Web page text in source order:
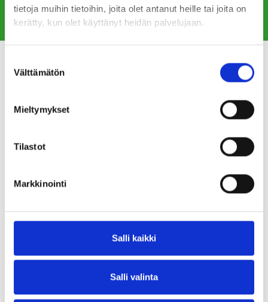
tietoja muihin tietoihin, joita olet antanut heille tai joita on
kerätty, kun olet käyttänyt heidän palvelujaan.
valinta
Välttämätön
Mieltymykset
Tilastot
Markkinointi
Salli kaikki
Salli valinta